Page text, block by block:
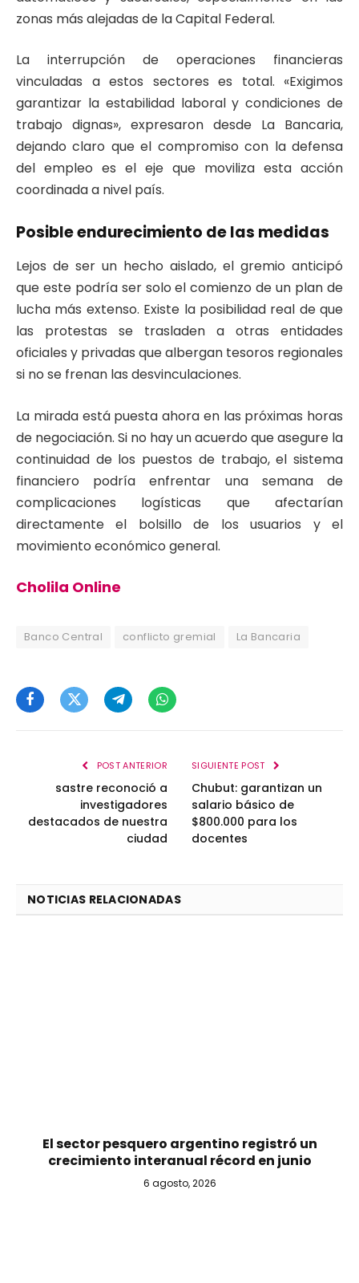
zonas más alejadas de la Capital Federal.
La interrupción de operaciones financieras
vinculadas a estos sectores es total. «Exigimos
garantizar la estabilidad laboral y condiciones de
trabajo dignas», expresaron desde La Bancaria,
dejando claro que el compromiso con la defensa
del empleo es el eje que moviliza esta acción
coordinada a nivel país.
Posible endurecimiento de las medidas
Lejos de ser un hecho aislado, el gremio anticipó
que este podría ser solo el comienzo de un plan de
lucha más extenso. Existe la posibilidad real de que
las protestas se trasladen a otras entidades
oficiales y privadas que albergan tesoros regionales
si no se frenan las desvinculaciones.
La mirada está puesta ahora en las próximas horas
de negociación. Si no hay un acuerdo que asegure la
continuidad de los puestos de trabajo, el sistema
financiero podría enfrentar una semana de
complicaciones logísticas que afectarían
directamente el bolsillo de los usuarios y el
movimiento económico general.
Cholila Online
Banco Central conflicto gremial La Bancaria
FacebookTwitterTelegramWhatsApp
POST ANTERIOR
sastre reconoció a
investigadores
destacados de nuestra
ciudad
SIGUIENTE POST
Chubut: garantizan un
salario básico de
$800.000 para los
docentes
NOTICIAS RELACIONADAS
El sector pesquero argentino registró un
crecimiento interanual récord en junio
6 agosto, 2026